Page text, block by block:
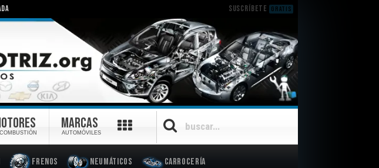
SUSCRÍBETE GRATIS
Frenos Neumáticos Carrocería
MARCAS
AUTOMÓVILES